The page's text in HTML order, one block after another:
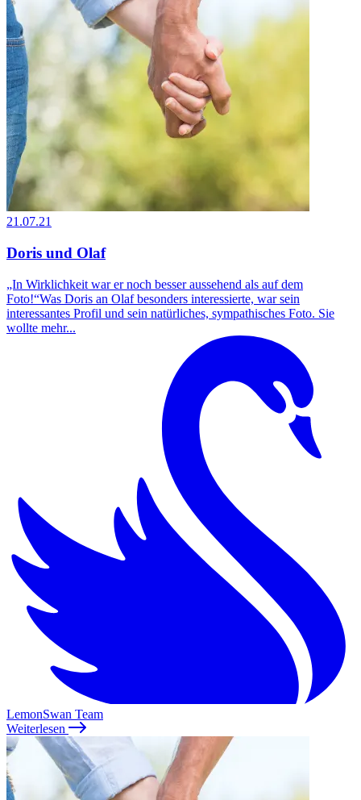
21.07.21
Doris und Olaf
„In Wirklichkeit war er noch besser aussehend als auf dem
Foto!“Was Doris an Olaf besonders interessierte, war sein
interessantes Profil und sein natürliches, sympathisches Foto. Sie
wollte mehr...
LemonSwan Team
Weiterlesen